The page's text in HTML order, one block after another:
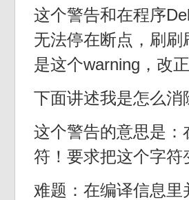
这个警告和在程序
无法停在断点，刷
是这个warning，改
下面讲述我是怎么消
这个警告的意思是
符！要求把这个字
难题：在编译信息